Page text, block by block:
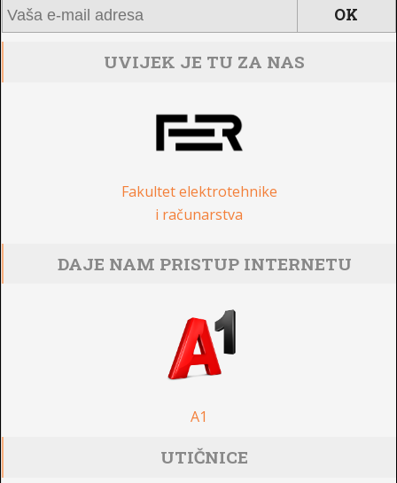
UVIJEK JE TU ZA NAS
Fakultet elektrotehnike
i računarstva
DAJE NAM PRISTUP INTERNETU
A1
UTIČNICE